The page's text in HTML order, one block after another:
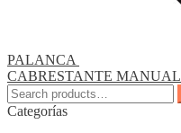
PALANCA
CABRESTANTE MANUAL
Search
for:
Categorías